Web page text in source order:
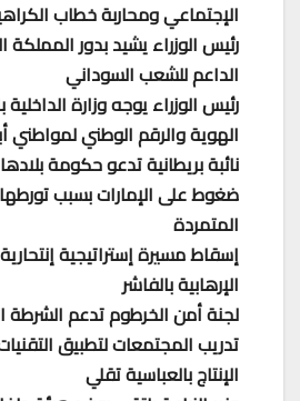
الإجتماعي ومحاربة خطاب
رئيس الوزراء يشيد بدور المملكة
الداعم للشعب السوداني
رئيس الوزراء يوجه وزارة
الهوية والرقم الوطني لمواطني
نائبة بريطانية تدعو حكومة
ضغوط على الإمارات بسبب
المتمردة
إسقاط مسيرة إستراتيجية إنتحارية
الإرهابية بالفاشر
لجنة أمن الخرطوم تدعم الشرطة
تدريب المجتمعات لتطبيق التقنيات
الإنتاج بالعباسية تقلي